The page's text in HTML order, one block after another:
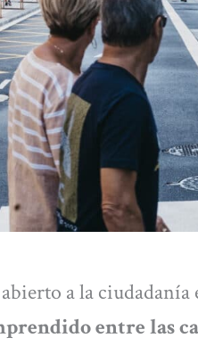
a la ciudadanía
entre las